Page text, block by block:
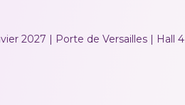
2027 | Porte de Versailles | Hall 4